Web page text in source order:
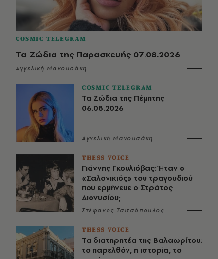
COSMIC TELEGRAM
Τα Ζώδια της Παρασκευής 07.08.2026
Αγγελική Μανουσάκη
COSMIC TELEGRAM
Τα Ζώδια της Πέμπτης
06.08.2026
Αγγελική Μανουσάκη
THESS VOICE
Γιάννης Γκουλιόβας: Ήταν ο
«Σαλονικιός» του τραγουδιού
που ερμήνευε ο Στράτος
Διονυσίου;
Στέφανος Τσιτσόπουλος
THESS VOICE
Τα διατηρητέα της Βαλαωρίτου:
το παρελθόν, η ιστορία, το